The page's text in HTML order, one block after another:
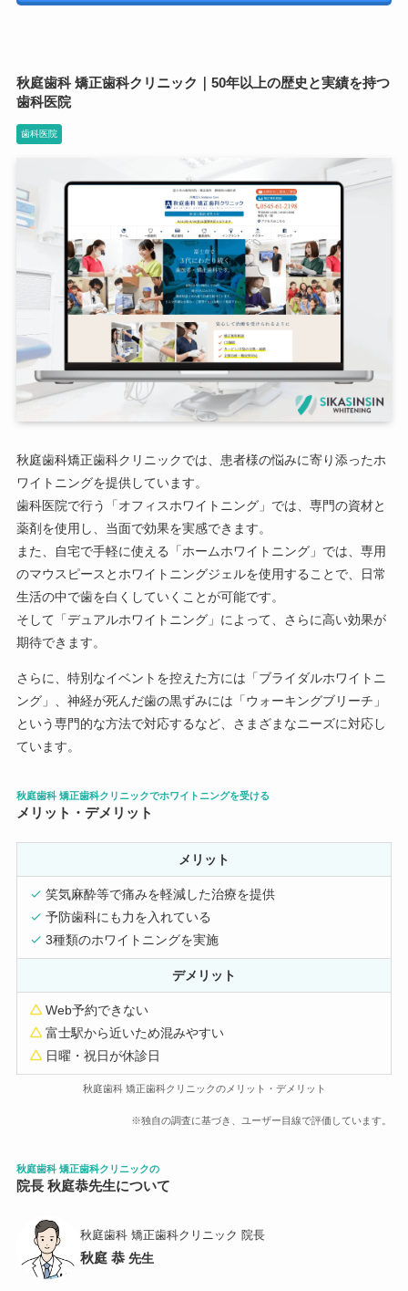
秋庭歯科 矯正歯科クリニック｜50年以上の歴史と実績を持つ
歯科医院
歯科医院
秋庭歯科矯正歯科クリニックでは、患者様の悩みに寄り添ったホ
ワイトニングを提供しています。
歯科医院で行う「オフィスホワイトニング」では、専門の資材と
薬剤を使用し、当面で効果を実感できます。
また、自宅で手軽に使える「ホームホワイトニング」では、専用
のマウスピースとホワイトニングジェルを使用することで、日常
生活の中で歯を白くしていくことが可能です。
そして「デュアルホワイトニング」によって、さらに高い効果が
期待できます。
さらに、特別なイベントを控えた方には「ブライダルホワイトニ
ング」、神経が死んだ歯の黒ずみには「ウォーキングブリーチ」
という専門的な方法で対応するなど、さまざまなニーズに対応し
ています。
秋庭歯科 矯正歯科クリニックでホワイトニングを受ける
メリット・デメリット
メリット
笑気麻酔等で痛みを軽減した治療を提供
予防歯科にも力を入れている
3種類のホワイトニングを実施
デメリット
Web予約できない
富士駅から近いため混みやすい
日曜・祝日が休診日
秋庭歯科 矯正歯科クリニックのメリット・デメリット
※独自の調査に基づき、ユーザー目線で評価しています。
秋庭歯科 矯正歯科クリニックの
院長 秋庭恭先生について
秋庭歯科 矯正歯科クリニック 院長
秋庭 恭先生